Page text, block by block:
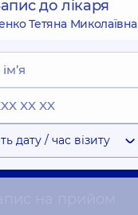
до лікаря
Тетяна Миколаївна
дату / час візиту